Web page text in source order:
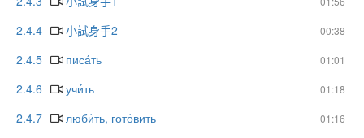
2.4.4
00:38
小試身手2
2.4.5
01:01
писа́ть
2.4.6
01:18
учи́ть
2.4.7
01:16
люби́ть, гото́вить